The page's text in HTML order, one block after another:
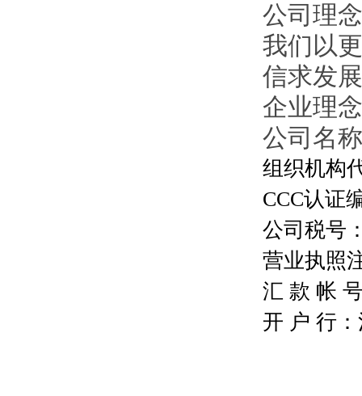
公司理
我们以
信求发
企业理
公司名
组织机构
CCC认证
公司税号
营业执照
汇 款 帐
开 户 行